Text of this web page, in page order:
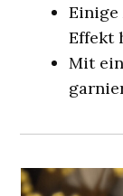
Effekt
Mit